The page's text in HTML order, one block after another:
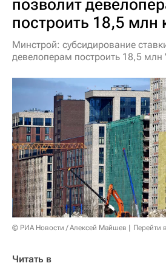
позволит
построить 18,5 млн
Минстрой: субсидирование
девелоперам построить 18,5 млн
© РИА Новости / Алексей Майшев Перейти
Читать в